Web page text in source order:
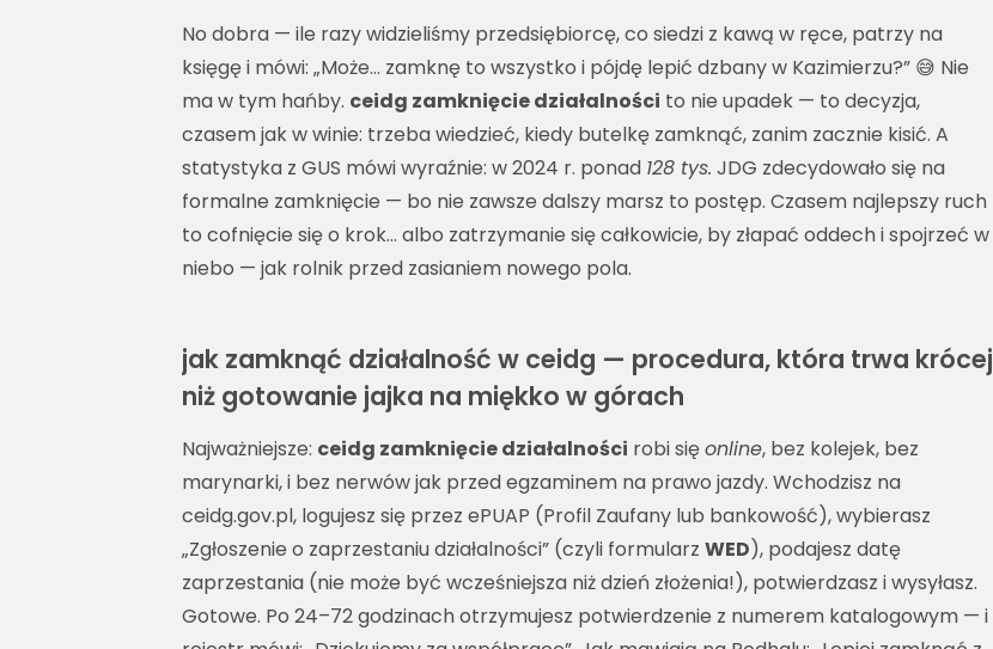
No dobra — ile razy widzieliśmy przedsiębiorcę, co siedzi z kawą w ręce, patrzy na
księgę i mówi: „Może… zamknę to wszystko i pójdę lepić dzbany w Kazimierzu?” 😅 Nie
ma w tym hańby. ceidg zamknięcie działalności to nie upadek — to decyzja,
czasem jak w winie: trzeba wiedzieć, kiedy butelkę zamknąć, zanim zacznie kisić. A
statystyka z GUS mówi wyraźnie: w 2024 r. ponad 128 tys. JDG zdecydowało się na
formalne zamknięcie — bo nie zawsze dalszy marsz to postęp. Czasem najlepszy ruch
to cofnięcie się o krok… albo zatrzymanie się całkowicie, by złapać oddech i spojrzeć w
niebo — jak rolnik przed zasianiem nowego pola.
jak zamknąć działalność w ceidg — procedura, która trwa krócej
niż gotowanie jajka na miękko w górach
Najważniejsze: ceidg zamknięcie działalności robi sięonline, bez kolejek, bez
marynarki, i bez nerwów jak przed egzaminem na prawo jazdy. Wchodzisz na
ceidg.gov.pl, logujesz się przez ePUAP (Profil Zaufany lub bankowość), wybierasz
„Zgłoszenie o zaprzestaniu działalności” (czyli formularz WED), podajesz datę
zaprzestania (nie może być wcześniejsza niż dzień złożenia!), potwierdzasz i wysyłasz.
Gotowe. Po 24–72 godzinach otrzymujesz potwierdzenie z numerem katalogowym — i